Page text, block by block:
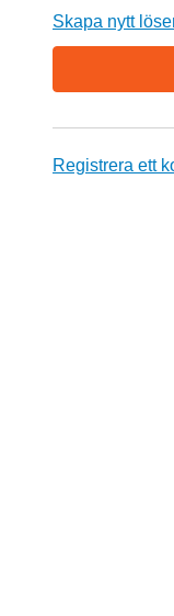
Skapa nytt
Registrera ett